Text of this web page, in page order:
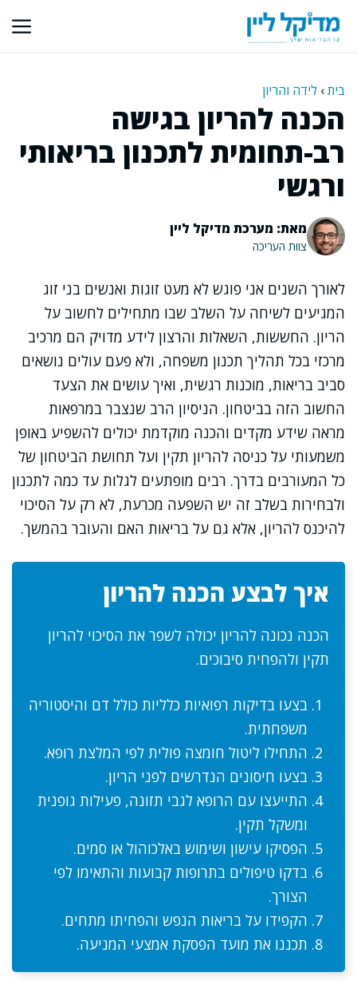
לתוכן
בית› לידה והריון
הכנה להריון בגישה
רב-תחומית לתכנון בריאותי
ורגשי
מאת: מערכת מדיקל ליין
צוות העריכה
לאורך השנים אני פוגש לא מעט זוגות ואנשים בני זוג
המגיעים לשיחה על השלב שבו מתחילים לחשוב על
הריון. החששות, השאלות והרצון לידע מדויק הם מרכיב
מרכזי בכל תהליך תכנון משפחה, ולא פעם עולים נושאים
סביב בריאות, מוכנות רגשית, ואיך עושים את הצעד
החשוב הזה בביטחון. הניסיון הרב שנצבר במרפאות
מראה שידע מקדים והכנה מוקדמת יכולים להשפיע באופן
משמעותי על כניסה להריון תקין ועל תחושת הביטחון של
כל המעורבים בדרך. רבים מופתעים לגלות עד כמה לתכנון
ולבחירות בשלב זה יש השפעה מכרעת, לא רק על הסיכוי
להיכנס להריון, אלא גם על בריאות האם והעובר בהמשך.
איך לבצע הכנה להריון
הכנה נכונה להריון יכולה לשפר את הסיכוי להריון
תקין ולהפחית סיבוכים.
בצעו בדיקות רפואיות כלליות כולל דם והיסטוריה
משפחתית.
התחילו ליטול חומצה פולית לפי המלצת רופא.
בצעו חיסונים הנדרשים לפני הריון.
התייעצו עם הרופא לגבי תזונה, פעילות גופנית
ומשקל תקין.
הפסיקו עישון ושימוש באלכוהול או סמים.
בדקו טיפולים בתרופות קבועות והתאימו לפי
הצורך.
הקפידו על בריאות הנפש והפחיתו מתחים.
תכננו את מועד הפסקת אמצעי המניעה.